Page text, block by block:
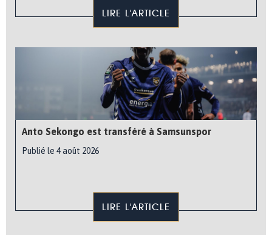
LIRE L'ARTICLE
Anto Sekongo est transféré à Samsunspor
Publié le 4 août 2026
LIRE L'ARTICLE